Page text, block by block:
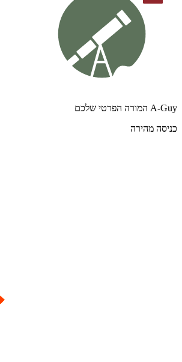
A-Guy המורה הפרטי שלכם
כניסה מהירה